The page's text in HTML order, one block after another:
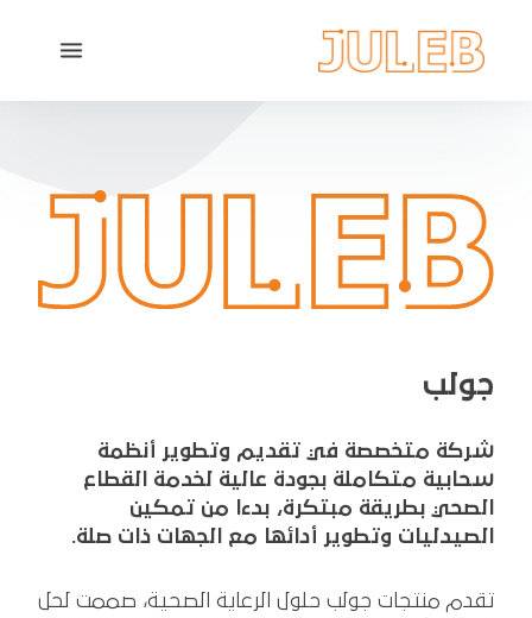
جولب
شركة متخصصة في تقديم وتطوير أنظمة
سحابية متكاملة بجودة عالية لخدمة القطاع
الصحي بطريقة مبتكرة، بدءا من تمكين
الصيدليات وتطوير أدائها مع الجهات ذات صلة.
تقدم منتجات جولب حلول الرعاية الصحية، صممت لحل